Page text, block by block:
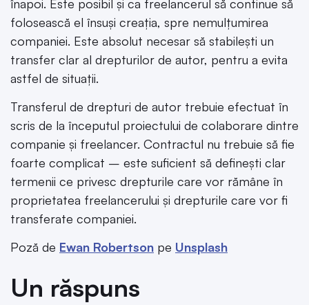
înapoi. Este posibil și ca freelancerul să continue să
folosească el însuși creația, spre nemulțumirea
companiei. Este absolut necesar să stabilești un
transfer clar al drepturilor de autor, pentru a evita
astfel de situații.
Transferul de drepturi de autor trebuie efectuat în
scris de la începutul proiectului de colaborare dintre
companie și freelancer. Contractul nu trebuie să fie
foarte complicat – este suficient să definești clar
termenii ce privesc drepturile care vor rămâne în
proprietatea freelancerului și drepturile care vor fi
transferate companiei.
Poză de Ewan Robertson pe Unsplash
Un răspuns